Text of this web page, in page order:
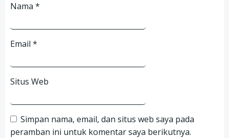
Nama *
Email *
Situs Web
Simpan nama, email, dan situs web saya pada
peramban ini untuk komentar saya berikutnya.